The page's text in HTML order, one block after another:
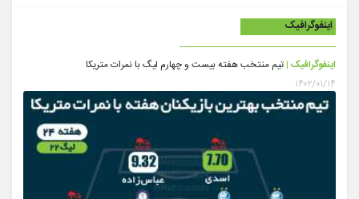
اینفوگرافیک
اینفوگرافیک |تیم منتخب هفته بیست و چهارم لیگ با نمرات متریکا
۱۴۰۲/۰۱/۱۴